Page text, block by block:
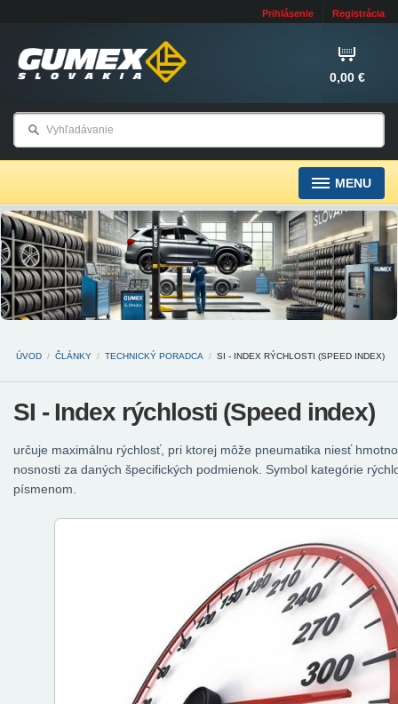
Prihlásenie Registrácia
0,00 €
MENU
ÚVOD / ČLÁNKY / TECHNICKÝ PORADCA / SI - INDEX RÝCHLOSTI (SPEED INDEX)
SI - Index rýchlosti (Speed index)
určuje maximálnu rýchlosť, pri ktorej môže pneumatika niesť
nosnosti za daných špecifických podmienok. Symbol kategórie
písmenom.